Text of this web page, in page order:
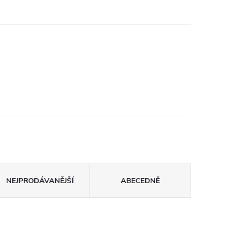
NEJPRODÁVANĚJŠÍ ABECEDNĚ